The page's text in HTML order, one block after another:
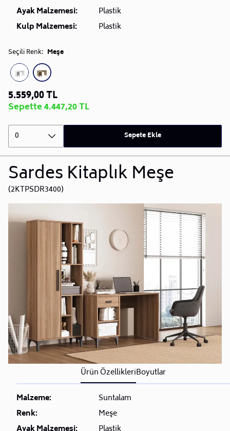
Ayak Malzemesi:
Plastik
Kulp Malzemesi:
Plastik
Seçili Renk: Meşe
5.559,00 TL
Sepette 4.447,20 TL
0 Sepete Ekle
Sardes Kitaplık Meşe
(2KTPSDR3400)
Ürün ÖzellikleriBoyutlar
Malzeme:
Suntalam
Renk:
Meşe